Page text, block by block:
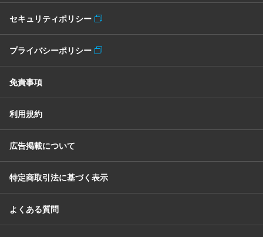
セキュリティポリシー
プライバシーポリシー
免責事項
利用規約
広告掲載について
特定商取引法に基づく表示
よくある質問